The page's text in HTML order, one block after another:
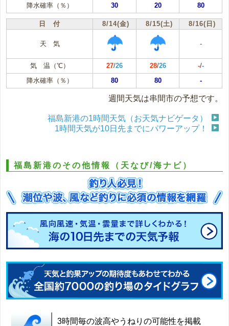
降水確率（％）
30 20 80
日 付 8/14(金) 8/15(土) 8/16(日)
天 気 -
気 温（℃） 27/26 28/26 -/-
降水確率（％）
80 80 -
週間天気は串間市の予想です。
福島新港の1時間天気（お天気ナビゲータ）
1時間天気が10日先までにパワーアップ！
福島新港のその他情報（天なび/海ナビ）
3時間毎の波高やうねりの可能性を掲載